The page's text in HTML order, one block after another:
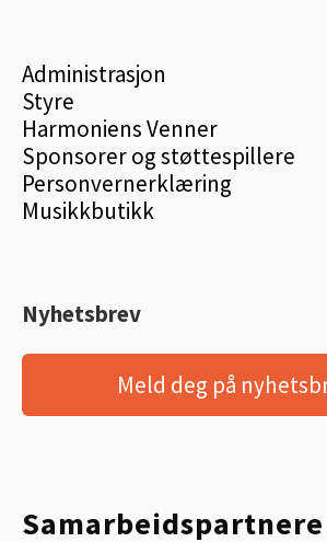
Administrasjon
Styre
Harmoniens Venner
Sponsorer og støttespillere
Personvernerklæring
Musikkbutikk
Nyhetsbrev
Meld deg på
Samarbeidspartnere